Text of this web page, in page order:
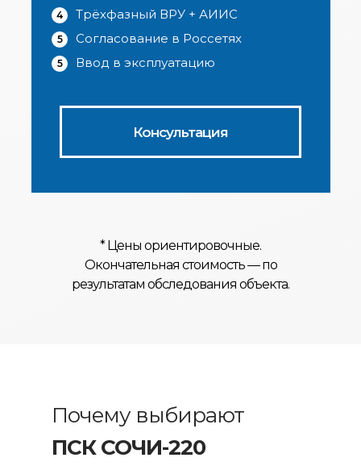
Трёхфазный ВРУ + АИИС
4
Согласование в Россетях
5
Ввод в эксплуатацию
5
Консультация
* Цены ориентировочные.
Окончательная стоимость — по
результатам обследования объекта.
Почему выбирают
ПСК СОЧИ-220